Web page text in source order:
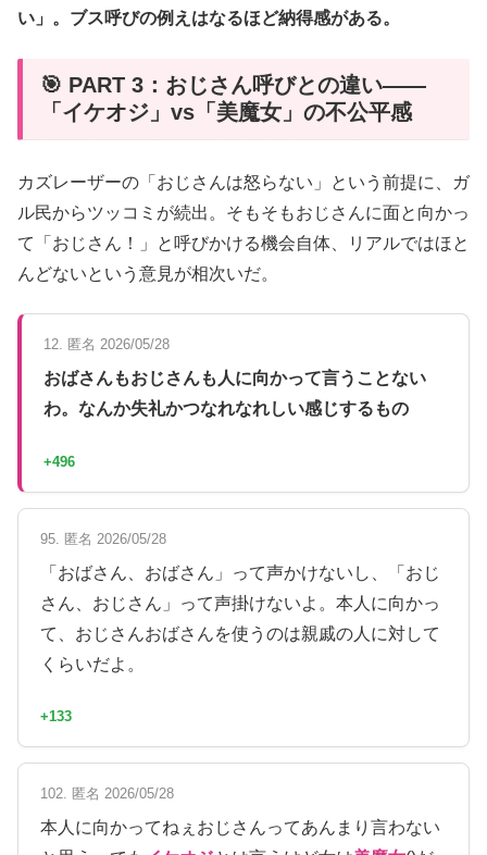
い」。ブス呼びの例えはなるほど納得感がある。
🎯 PART 3：おじさん呼びとの違い——
「イケオジ」vs「美魔女」の不公平感
カズレーザーの「おじさんは怒らない」という前提に、ガ
ル民からツッコミが続出。そもそもおじさんに面と向かっ
て「おじさん！」と呼びかける機会自体、リアルではほと
んどないという意見が相次いだ。
12. 匿名 2026/05/28
おばさんもおじさんも人に向かって言うことない
わ。なんか失礼かつなれなれしい感じするもの
+496
95. 匿名 2026/05/28
「おばさん、おばさん」って声かけないし、「おじ
さん、おじさん」って声掛けないよ。本人に向かっ
て、おじさんおばさんを使うのは親戚の人に対して
くらいだよ。
+133
102. 匿名 2026/05/28
本人に向かってねぇおじさんってあんまり言わない